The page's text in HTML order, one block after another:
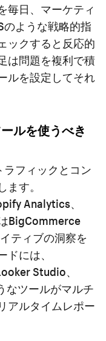
毎日、マーケティ
のような戦略的指
ックすると反応的
は問題を複利で積
ルを設定してそれ
ルを使うべき
フィックとコン
す。
Analytics、
BigCommerce
ティブの洞察を
には、
Studio、
なツールがマルチ
アルタイムレポー